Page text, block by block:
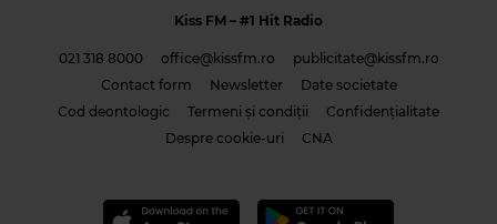
Magic Relax
CURRO BERMUDEZ, SARAH MENESCAL–OH L'AMOUR
Costi & Adrian Saguna & Benzol – Solo tu -1
Kiss FM – #1 Hit Radio
021 318 8000 office@kissfm.ro
publicitate@kissfm.ro
Contact form
Newsletter
Date societate
Cod deontologic
Termeni și condiții
Confidențialitate
Despre cookie-uri
CNA